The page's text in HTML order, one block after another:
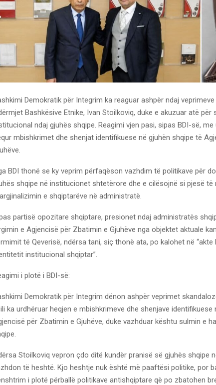
Demokratik për Integrim ka reaguar ashpër ndaj
Bashkësive Etnike, Ivan Stoilkoviq, duke e akuzuar atë për
ndaj gjuhës shqipe. Reagimi vjen pasi, sipas BDI-së,
mbishkrimet dhe shenjat identifikuese në gjuhën shqipe të
BDI thonë se ky veprim përfaqëson vazhdim të politikave për
shqipe në institucionet shtetërore dhe e cilësojnë si pjesë të
e shqiptarëve në administratë.
partisë opozitare shqiptare, presionet ndaj administratës
e Agjencisë për Zbatimin e Gjuhëve nga objektet aktuale
të Qeverisë, ndërsa tani, siç thonë ata, po kalohet në
institucional shqiptar”.
i plotë i BDI-së:
Demokratik për Integrim dënon ashpër veprimet
ka urdhëruar heqjen e mbishkrimeve dhe shenjave identifikuese
për Zbatimin e Gjuhëve, duke vazhduar kështu sulmin e
Stoilkoviq vepron çdo ditë kundër pranisë së gjuhës shqipe
të heshtë. Kjo heshtje nuk është më paaftësi politike, por
i plotë përballë politikave antishqiptare që po zbatohen